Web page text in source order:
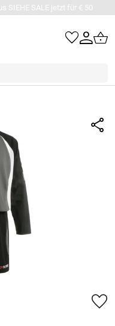
SIEHE SALE jetzt für € 50